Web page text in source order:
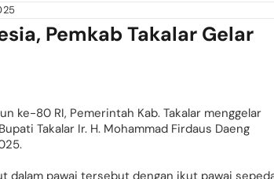
Pemkab Takalar Gelar
ke-80 RI, Pemerintah Kab. Takalar menggelar
Takalar Ir. H. Mohammad Firdaus Daeng
dalam pawai tersebut dengan ikut pawai